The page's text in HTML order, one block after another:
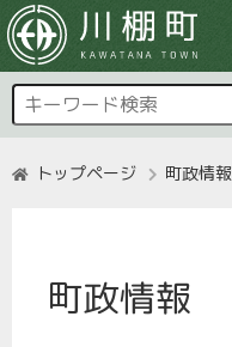
トップページ 町政情報
町政情報